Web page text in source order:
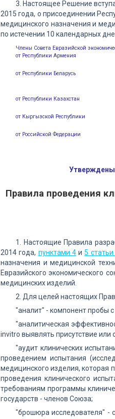
3. Настоящее Решение
2015 года, о присоединении
медицинского назначения и
по истечении 10 календарных
Члены Совета Евразийской
от Республики Армения
от Республики Беларусь
от Республики Казахстан
от Кыргызской Республики
от Российской Федерации
Утверждены
Правила проведения
1. Настоящие Правила
2014 года, пунктами 4и5 статьи
назначения и медицинской
Евразийского экономического
медицинских изделий.
2. Для целей настоящих
"аналит" - компонент пробы
"аналитическая
invitro выявлять присутствие или
"аудит клинических
проведением испытания
медицинского изделия, которая
проведения клинического
требованиям программы
государств - членов Союза;
"брошюра исследователя" -